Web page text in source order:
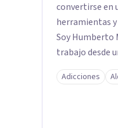
convertirse en
herramientas
Soy Humberto
trabajo desde
distintas
este camino trabajaremos juntos para comprender el origen de aquello que hoy te
Adicciones